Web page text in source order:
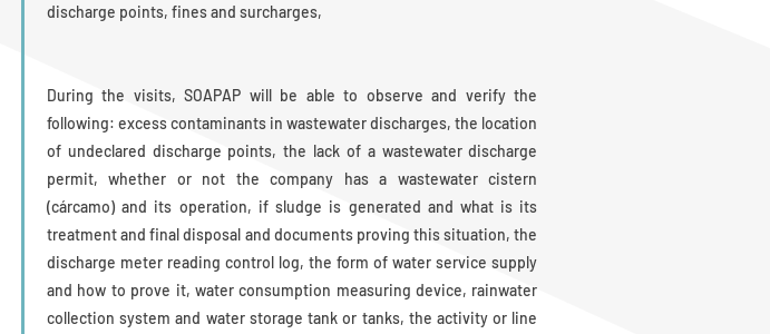
discharge points, fines and surcharges,
During the visits, SOAPAP will be able to observe and verify the
following: excess contaminants in wastewater discharges, the location
of undeclared discharge points, the lack of a wastewater discharge
permit, whether or not the company has a wastewater cistern
(cárcamo) and its operation, if sludge is generated and what is its
treatment and final disposal and documents proving this situation, the
discharge meter reading control log, the form of water service supply
and how to prove it, water consumption measuring device, rainwater
collection system and water storage tank or tanks, the activity or line